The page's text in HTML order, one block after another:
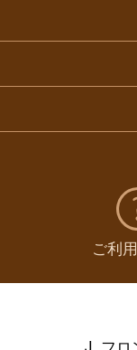
ご利